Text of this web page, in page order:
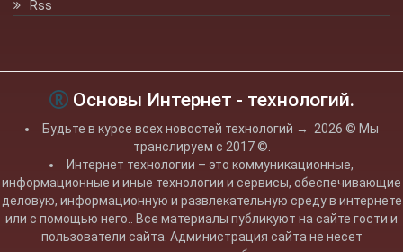
Rss
Основы Интернет - технологий.
Будьте в курсе всех новостей технологий → 2026 © Мы
транслируем с 2017 ©.
Интернет технологии – это коммуникационные,
информационные и иные технологии и сервисы, обеспечивающие
деловую, информационную и развлекательную среду в интернете
или с помощью него.. Все материалы публикуют на сайте гости и
пользователи сайта. Администрация сайта не несет